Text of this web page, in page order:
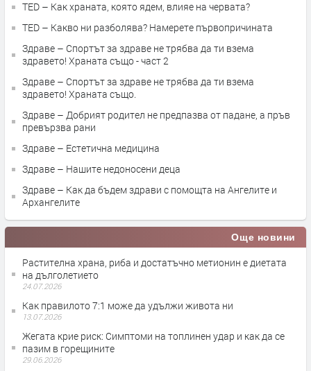
TED – Как храната, която ядем, влияе на червата?
TED – Какво ни разболява? Намерете първопричината
Здраве – Спортът за здраве не трябва да ти взема
здравето! Храната също - част 2
Здраве – Спортът за здраве не трябва да ти взема
здравето! Храната също.
Здраве – Добрият родител не предпазва от падане, а пръв
превързва рани
Здраве – Естетична медицина
Здраве – Нашите недоносени деца
Здраве – Как да бъдем здрави с помощта на Ангелите и
Архангелите
Още новини
Растителна храна, риба и достатъчно метионин е диетата
на дълголетието
24.07.2026
Как правилото 7:1 може да удължи живота ни
13.07.2026
Жегата крие риск: Симптоми на топлинен удар и как да се
пазим в горещините
29.06.2026